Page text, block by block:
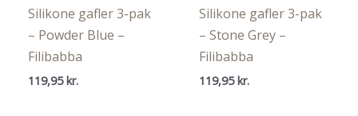
Silikone gafler 3-pak
– Powder Blue –
Filibabba
119,95kr.
Silikone gafler 3-pak
– Stone Grey –
Filibabba
119,95kr.